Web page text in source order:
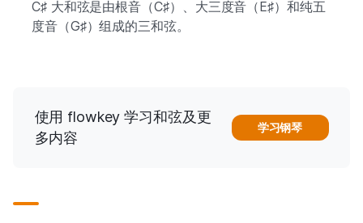
C♯ 大和弦是由根音（C♯）、大三度音（E♯）和纯五
度音（G♯）组成的三和弦。
使用 flowkey 学习和弦及更
多内容
学习钢琴